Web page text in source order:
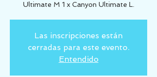
Ultimate M 1 x Canyon Ultimate L.
Las inscripciones están
cerradas para este evento.
Entendido